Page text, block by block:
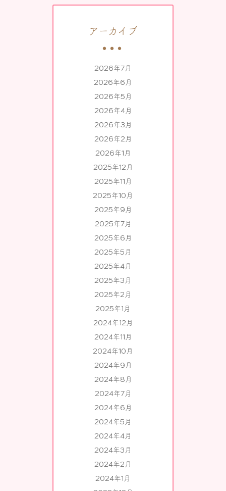
アーカイブ
2026年7月
2026年6月
2026年5月
2026年4月
2026年3月
2026年2月
2026年1月
2025年12月
2025年11月
2025年10月
2025年9月
2025年7月
2025年6月
2025年5月
2025年4月
2025年3月
2025年2月
2025年1月
2024年12月
2024年11月
2024年10月
2024年9月
2024年8月
2024年7月
2024年6月
2024年5月
2024年4月
2024年3月
2024年2月
2024年1月